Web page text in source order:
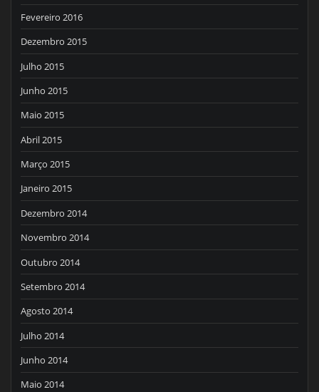
Fevereiro 2016
Dezembro 2015
Julho 2015
Junho 2015
Maio 2015
Abril 2015
Março 2015
Janeiro 2015
Dezembro 2014
Novembro 2014
Outubro 2014
Setembro 2014
Agosto 2014
Julho 2014
Junho 2014
Maio 2014